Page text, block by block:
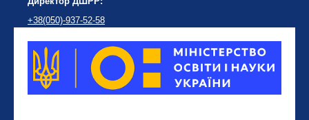
+38(050)-937-52-58